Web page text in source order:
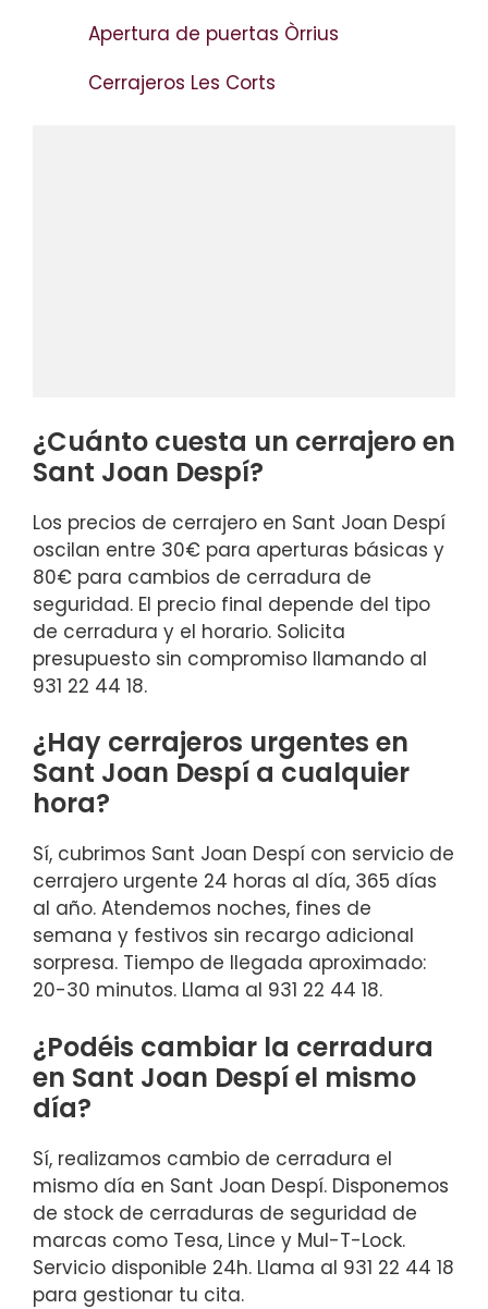
Apertura de puertas Òrrius
Cerrajeros Les Corts
¿Cuánto cuesta un cerrajero en
Sant Joan Despí?
Los precios de cerrajero en Sant Joan Despí
oscilan entre 30€ para aperturas básicas y
80€ para cambios de cerradura de
seguridad. El precio final depende del tipo
de cerradura y el horario. Solicita
presupuesto sin compromiso llamando al
931 22 44 18.
¿Hay cerrajeros urgentes en
Sant Joan Despí a cualquier
hora?
Sí, cubrimos Sant Joan Despí con servicio de
cerrajero urgente 24 horas al día, 365 días
al año. Atendemos noches, fines de
semana y festivos sin recargo adicional
sorpresa. Tiempo de llegada aproximado:
20-30 minutos. Llama al 931 22 44 18.
¿Podéis cambiar la cerradura
en Sant Joan Despí el mismo
día?
Sí, realizamos cambio de cerradura el
mismo día en Sant Joan Despí. Disponemos
de stock de cerraduras de seguridad de
marcas como Tesa, Lince y Mul-T-Lock.
Servicio disponible 24h. Llama al 931 22 44 18
para gestionar tu cita.